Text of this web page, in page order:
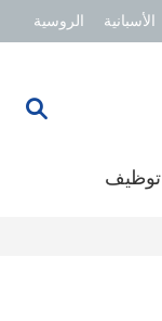
الأسبانية الروسية
توظيف